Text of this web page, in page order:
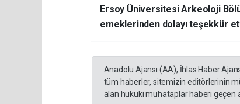
Ersoy Üniversitesi Arkeoloji
emeklerinden dolayı teşekkür
Anadolu Ajansı (AA), İhlas Haber
tüm haberler, sitemizin editörlerinin
alan hukuki muhataplar haberi geçen